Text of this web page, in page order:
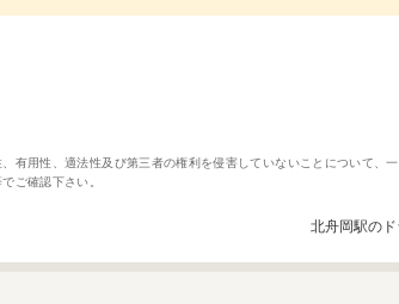
用性、適法性及び第三者の権利を侵害していないことについて、
ご確認下さい。
北舟岡駅の